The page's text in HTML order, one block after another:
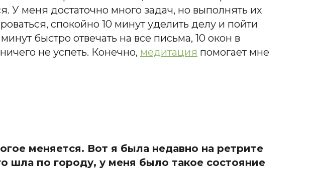
У меня достаточно много задач, но выполнять их
спокойно 10 минут уделить делу и пойти
быстро отвечать на все письма, 10 окон в
не успеть. Конечно, медитация помогает мне
меняется. Вот я была недавно на ретрите
шла по городу, у меня было такое состояние